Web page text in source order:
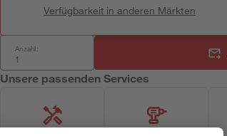
Verfügbarkeit in anderen Märkten
Anzahl:
Unsere passenden Services